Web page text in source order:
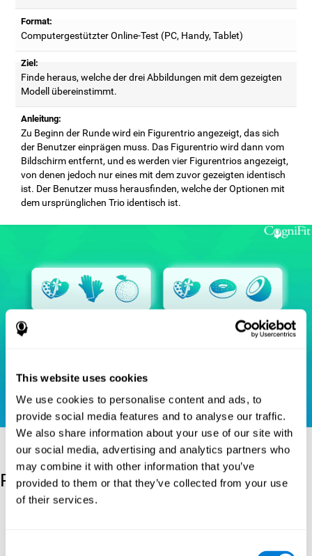
This website uses cookies
We use cookies to personalise content and ads, to
provide social media features and to analyse our traffic.
We also share information about your use of our site with
our social media, advertising and analytics partners who
may combine it with other information that you’ve
provided to them or that they’ve collected from your use
of their services.
Format:
Computergestützter Online-Test (PC, Handy, Tablet)
Ziel:
Finde heraus, welche der drei Abbildungen mit dem gezeigten
Modell übereinstimmt.
Anleitung:
Zu Beginn der Runde wird ein Figurentrio angezeigt, das sich
der Benutzer einprägen muss. Das Figurentrio wird dann vom
Bildschirm entfernt, und es werden vier Figurentrios angezeigt,
von denen jedoch nur eines mit dem zuvor gezeigten identisch
ist. Der Benutzer muss herausfinden, welche der Optionen mit
dem ursprünglichen Trio identisch ist.
Referenzen